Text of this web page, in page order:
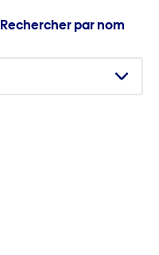
Rechercher par nom